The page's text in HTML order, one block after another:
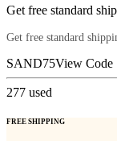
Get free standard
Get free standard
SAND75View Code
277 used
FREE SHIPPING